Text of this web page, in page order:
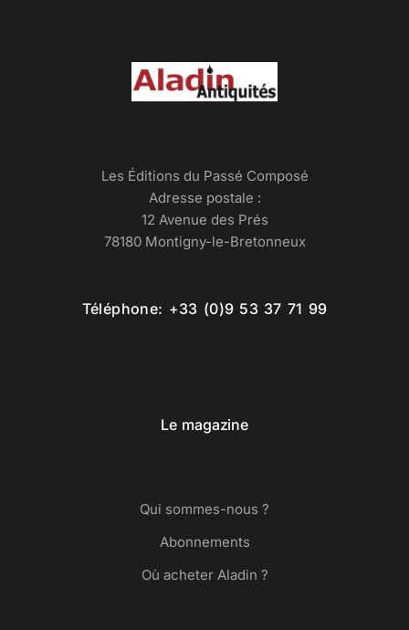
Les Éditions du Passé Composé
Adresse postale :
12 Avenue des Prés
78180 Montigny-le-Bretonneux
Téléphone: +33 (0)9 53 37 71 99
Le magazine
Qui sommes-nous ?
Abonnements
Où acheter Aladin ?